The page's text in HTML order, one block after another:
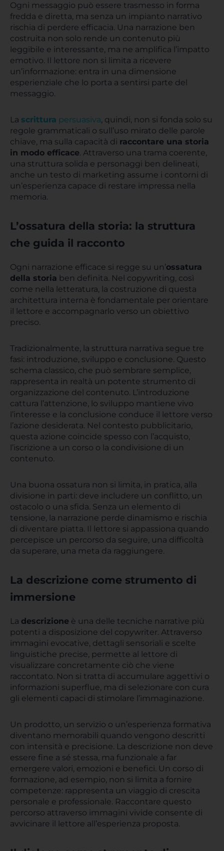
Ogni messaggio può essere trasmesso in forma
fredda e diretta, ma senza un impianto narrativo
rischia di perdere efficacia. Una narrazione ben
costruita non solo rende un contenuto più
leggibile e interessante, ma ne amplifica l’impatto
emotivo. Il lettore non si limita a ricevere
un’informazione: entra in una dimensione
esperienziale che lo porta a sentirsi parte del
messaggio.
La scrittura persuasiva, quindi, non si fonda solo su
regole grammaticali o sull’uso mirato delle parole
chiave, ma sulla capacità di raccontare una storia
in modo efficace. Attraverso una trama coerente,
una struttura solida e personaggi ben delineati,
anche un testo di marketing assume i contorni di
un’esperienza capace di restare impressa nella
memoria.
L’ossatura della storia: la struttura
che guida il racconto
Ogni narrazione efficace si regge su un’ossatura
della storia ben definita. Nel copywriting, così
come nella letteratura, la costruzione di questa
architettura interna è fondamentale per orientare
il lettore e accompagnarlo verso un obiettivo
preciso.
Tradizionalmente, la struttura narrativa segue tre
fasi: introduzione, sviluppo e conclusione. Questo
schema classico, che può sembrare semplice,
rappresenta in realtà un potente strumento di
organizzazione del contenuto. L’introduzione
cattura l’attenzione, lo sviluppo mantiene vivo
l’interesse e la conclusione conduce il lettore verso
l’azione desiderata. Nel contesto pubblicitario,
questa azione coincide spesso con l’acquisto,
l’iscrizione a un corso o la condivisione di un
contenuto.
Una buona ossatura non si limita, in pratica, alla
divisione in parti: deve includere un conflitto, un
ostacolo o una sfida. Senza un elemento di
tensione, la narrazione perde dinamismo e rischia
di diventare piatta. Il lettore si appassiona quando
percepisce un percorso da seguire, una difficoltà
da superare, una meta da raggiungere.
La descrizione come strumento di
immersione
La descrizione è una delle tecniche narrative più
potenti a disposizione del copywriter. Attraverso
immagini evocative, dettagli sensoriali e scelte
linguistiche precise, permette al lettore di
visualizzare concretamente ciò che viene
raccontato. Non si tratta di accumulare aggettivi o
informazioni superflue, ma di selezionare con cura
gli elementi capaci di stimolare l’immaginazione.
Un prodotto, un servizio o un’esperienza formativa
diventano memorabili quando vengono descritti
con intensità e precisione. La descrizione non deve
essere fine a sé stessa, ma funzionale a far
emergere valori, emozioni e benefici. Un corso di
formazione, ad esempio, non si limita a fornire
competenze: rappresenta un viaggio di crescita
personale e professionale. Raccontare questo
percorso attraverso immagini vivide consente di
avvicinare il lettore all’esperienza proposta.